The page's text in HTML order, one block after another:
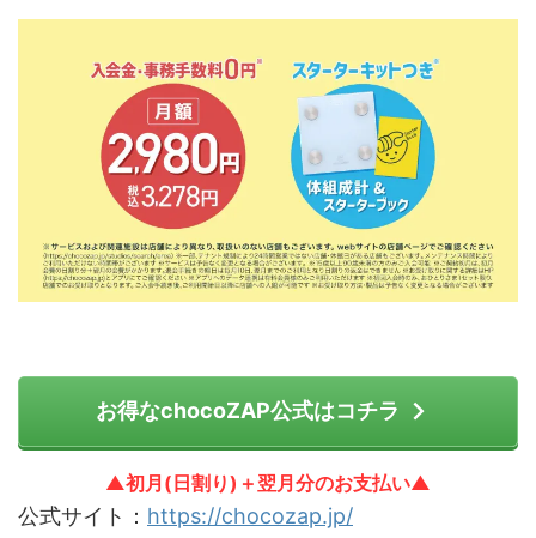
お得なchocoZAP公式はコチラ
▲初月(日割り)＋翌月分のお支払い▲
公式サイト： https://chocozap.jp/